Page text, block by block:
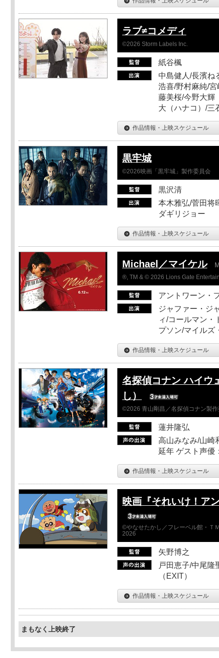
ラブ≠コメディ
©2026 Storm Labels Inc.
紙谷楓
中島健人/長濱ね
浩喜/野村麻純/
藤美桜/今野大輝
大（ハナコ）/三
作品情報・上映スケジュール
黒牢城
©2026映画「黒牢城」製作委員会
黒沢清
本木雅弘/菅田将
ダギリジョー
作品情報・上映スケジュール
Michael／マイケル
®, TM & © 2026 Lions Gate
アントワーン・
ジャファー・ジ
ィ/コールマン・
プソン/マイルズ
作品情報・上映スケジュール
名探偵コナン ハイウ
し）
©2026 青山剛昌／名探偵コナン製
蓮井隆弘
高山みなみ/山崎
延年 ゲスト声優
作品情報・上映スケジュール
映画『それいけ！ア
©やなせたかし／フレーベル館・Ｔ
2026
矢野博之
戸田恵子/中尾隆
（EXIT）
作品情報・上映スケジュール
まもなく上映終了